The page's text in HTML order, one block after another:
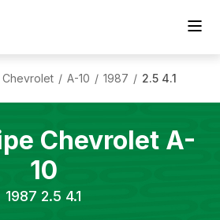
Chevrolet / A-10 / 1987 / 2.5 4.1
Chevrolet A-
10
1987 2.5 4.1